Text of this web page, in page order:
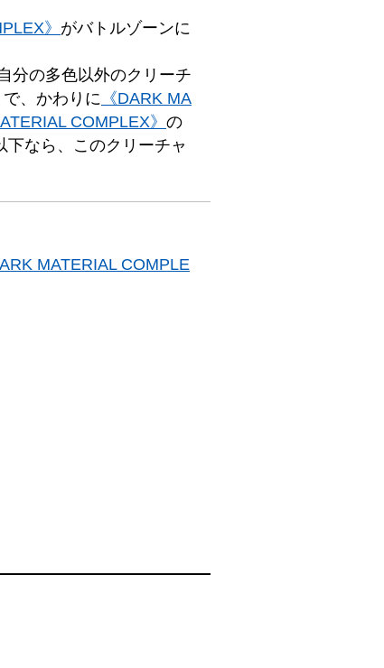
》 がバトルゾーンに
分の多色以外のクリーチ
、かわりに 《DARK MA
COMPLEX》 の
なら、このクリーチャ
MATERIAL COMPLE